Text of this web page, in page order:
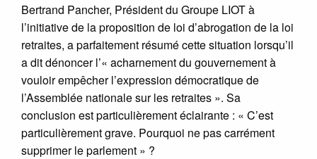
Bertrand Pancher, Président du Groupe LIOT à
l’initiative de la proposition de loi d’abrogation de la loi
retraites, a parfaitement résumé cette situation lorsqu’il
a dit dénoncer l’« acharnement du gouvernement à
vouloir empêcher l’expression démocratique de
l’Assemblée nationale sur les retraites ». Sa
conclusion est particulièrement éclairante : « C’est
particulièrement grave. Pourquoi ne pas carrément
supprimer le parlement » ?